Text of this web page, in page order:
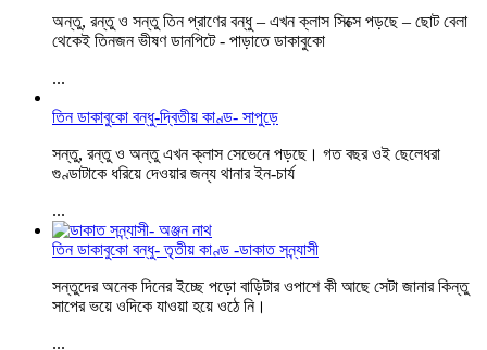
অন্তু, রন্তু ও সন্তু তিন প্রাণের বন্ধু – এখন ক্লাস সিক্সে পড়ছে – ছোট বেলা
থেকেই তিনজন ভীষণ ডানপিটে - পাড়াতে ডাকাবুকো
...
তিন ডাকাবুকো বন্ধু-দ্বিতীয় কাণ্ড- সাপুড়ে
সন্তু, রন্তু ও অন্তু এখন ক্লাস সেভেনে পড়ছে। গত বছর ওই ছেলেধরা
গুণ্ডাটাকে ধরিয়ে দেওয়ার জন্য থানার ইন-চার্য
...
তিন ডাকাবুকো বন্ধু- তৃতীয় কাণ্ড -ডাকাত সন্ন্যাসী
সন্তুদের অনেক দিনের ইচ্ছে পড়ো বাড়িটার ওপাশে কী আছে সেটা জানার কিন্তু
সাপের ভয়ে ওদিকে যাওয়া হয়ে ওঠে নি।
...